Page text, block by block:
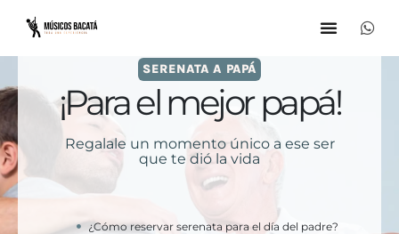
SERENATA A PAPÁ
¡Para el mejor papá!
Regalale un momento único a ese ser
que te dió la vida
¿Cómo reservar serenata para el día del padre?